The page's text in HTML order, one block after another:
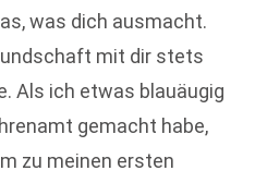
was dich ausmacht.
mit dir stets
Als ich etwas blauäugig
gemacht habe,
zu meinen ersten